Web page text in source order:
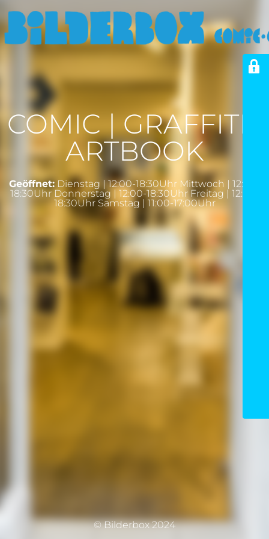
COMIC | GRAFFITI |
ARTBOOK
Geöffnet: Dienstag | 12:00-18:30Uhr Mittwoch | 12:00-
18:30Uhr Donnerstag | 12:00-18:30Uhr Freitag | 12:00-
18:30Uhr Samstag | 11:00-17:00Uhr
© Bilderbox 2024